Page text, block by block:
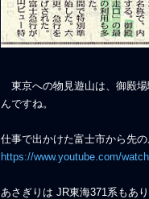
東京への物見遊山は、御殿
んですね。
仕事で出かけた富士市から先
https://www.youtube.com/
あさぎりは JR東海371系もあ